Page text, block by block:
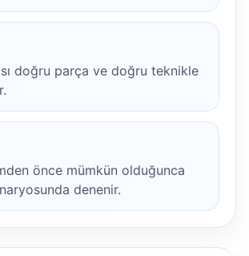
doğru parça ve doğru teknikle
önce mümkün olduğunca
denenir.